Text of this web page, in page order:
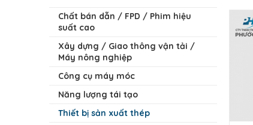
Chất bán dẫn / FPD / Phim hiệu
suất cao
Xây dựng / Giao thông vận tải /
Máy nông nghiệp
Công cụ máy móc
Năng lượng tái tạo
Thiết bị sản xuất thép